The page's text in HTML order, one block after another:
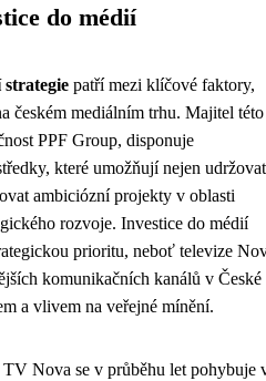
do médií
strategie patří mezi klíčové faktory,
českém mediálním trhu. Majitel této
PPF Group, disponuje
které umožňují nejen udržovat
ambiciózní projekty v oblasti
rozvoje. Investice do médií
prioritu, neboť televize
komunikačních kanálů v České
a vlivem na veřejné mínění.
TV Nova se v průběhu let pohybuje